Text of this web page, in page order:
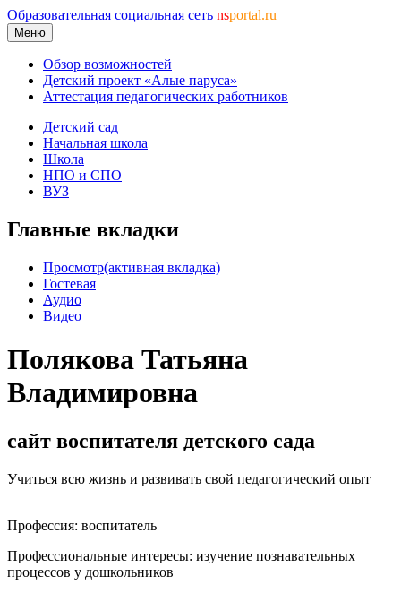
Образовательная социальная сеть nsportal.ru
Меню
Обзор возможностей
Детский проект «Алые паруса»
Аттестация педагогических работников
Детский сад
Начальная школа
Школа
НПО и СПО
ВУЗ
Главные вкладки
Просмотр(активная вкладка)
Гостевая
Аудио
Видео
Полякова Татьяна
Владимировна
сайт воспитателя детского сада
Учиться всю жизнь и развивать свой педагогический опыт
Профессия: воспитатель
Профессиональные интересы: изучение познавательных
процессов у дошкольников